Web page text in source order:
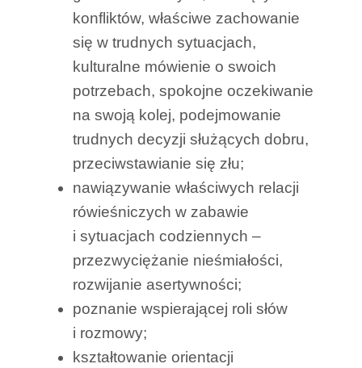
konfliktów, właściwe zachowanie
się w trudnych sytuacjach,
kulturalne mówienie o swoich
potrzebach, spokojne oczekiwanie
na swoją kolej, podejmowanie
trudnych decyzji służących dobru,
przeciwstawianie się złu;
nawiązywanie właściwych relacji
rówieśniczych w zabawie
i sytuacjach codziennych –
przezwyciężanie nieśmiałości,
rozwijanie asertywności;
poznanie wspierającej roli słów
i rozmowy;
kształtowanie orientacji